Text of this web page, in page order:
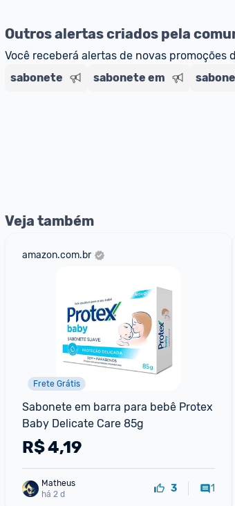
Outros alertas criados pela
Você receberá alertas de novas promoções
sabonete
sabonete em
Veja também
amazon.com.br
Frete Grátis
Sabonete em barra para bebê Protex
Baby Delicate Care 85g
R$4,19
Matheus
há 2 d
3 1